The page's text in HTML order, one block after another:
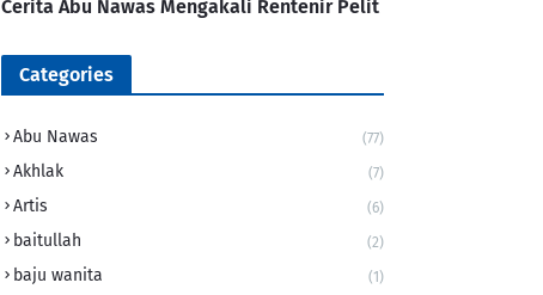
Cerita Abu Nawas Mengakali Rentenir Pelit
Categories
Abu Nawas (77)
Akhlak (7)
Artis (6)
baitullah (2)
baju wanita (1)